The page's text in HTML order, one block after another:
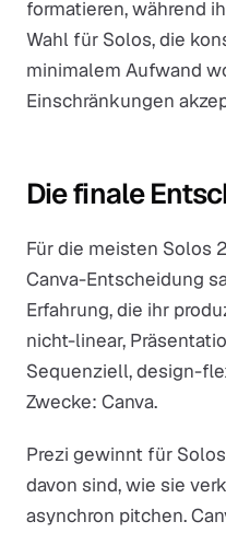
formatieren, während
Wahl für Solos, die
minimalem Aufwand
Einschränkungen
Die finale
Für die meisten Solos
Canva-Entscheidung
Erfahrung, die ihr
nicht-linear,
Sequenziell, design-
Zwecke: Canva.
Prezi gewinnt für
davon sind, wie sie
asynchron pitchen.